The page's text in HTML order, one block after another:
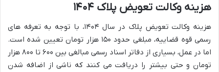
هزینه وکالت تعویض پلاک ۱۴۰۴
هزینه وکالت تعویض پلاک در سال ۱۴۰۴، با توجه به تعرفه های
رسمی قوه قضاییه، مبلغی حدود ۱۵۰ هزار تومان تعیین شده است.
اما در عمل، بسیاری از دفاتر اسناد رسمی مبالغی بین ۶۰۰ تا ۸۰۰ هزار
تومان و حتی بیشتر را دریافت می کنند که ناشی از اضافه شدن